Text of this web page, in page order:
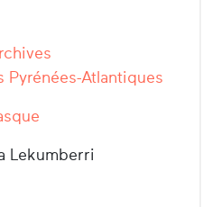
Pyrénées-Atlantiques
Lekumberri